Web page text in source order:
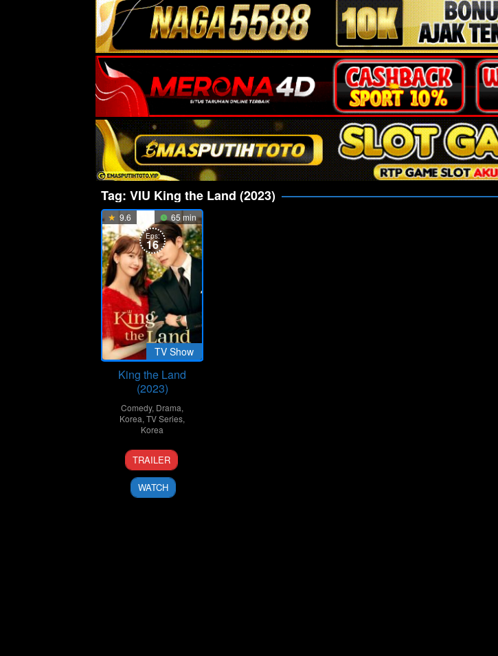
Tag: VIU King the Land (2023)
9.6 65 min
Eps:
16
TV Show
King the Land
(2023)
Comedy, Drama,
Korea,TV Series,
Korea
17
Jun
2023
Chun
Sung-
il
TRAILER
WATCH